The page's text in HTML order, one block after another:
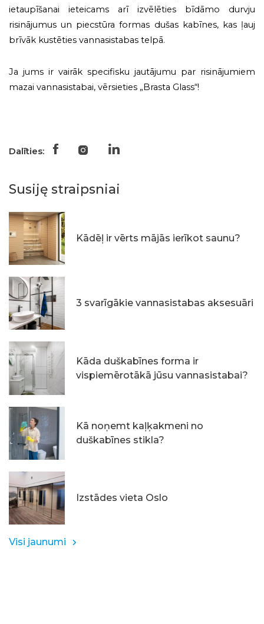
ietaupīšanai ieteicams arī izvēlēties bīdāmo durvju
risinājumus un piecstūra formas dušas kabīnes, kas ļauj
brīvāk kustēties vannasistabas telpā.
Ja jums ir vairāk specifisku jautājumu par risinājumiem
mazai vannasistabai, vērsieties „Brasta Glass“!
Dalīties:
Susiję straipsniai
Kādēļ ir vērts mājās ierīkot saunu?
3 svarīgākie vannasistabas aksesuāri
Kāda duškabīnes forma ir
vispiemērotākā jūsu vannasistabai?
Kā noņemt kaļķakmeni no
duškabīnes stikla?
Izstādes vieta Oslo
Visi jaunumi